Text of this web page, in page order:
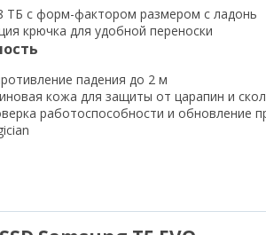
ТБ с форм-фактором размером с ладонь
крючка для удобной переноски
падения до 2 м
кожа для защиты от царапин и
работоспособности и обновление